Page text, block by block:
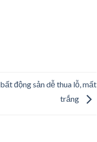
động sản dễ thua lỗ, mất
trắng